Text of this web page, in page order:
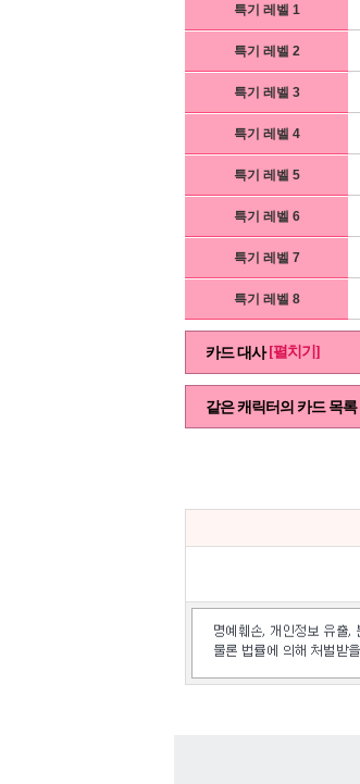
특기 레벨 1
특기 레벨 2
특기 레벨 3
특기 레벨 4
특기 레벨 5
특기 레벨 6
특기 레벨 7
특기 레벨 8
카드 대사 [펼치기]
같은 캐릭터의 카드 목록